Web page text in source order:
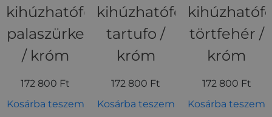
kihúzhatófejes
palaszürke
/ króm
172 800 Ft
Kosárba teszem
kihúzhatófejes
tartufo /
króm
172 800 Ft
Kosárba teszem
törtfehér /
króm
172 800 Ft
Kosárba teszem